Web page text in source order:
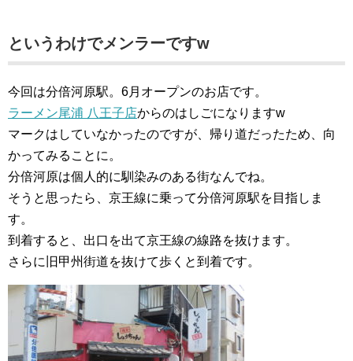
というわけでメンラーですw
今回は分倍河原駅。6月オープンのお店です。
ラーメン尾浦 八王子店からのはしごになりますw
マークはしていなかったのですが、帰り道だったため、向
かってみることに。
分倍河原は個人的に馴染みのある街なんでね。
そうと思ったら、京王線に乗って分倍河原駅を目指しま
す。
到着すると、出口を出て京王線の線路を抜けます。
さらに旧甲州街道を抜けて歩くと到着です。